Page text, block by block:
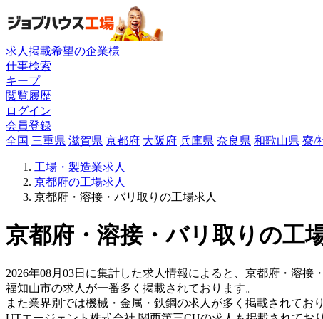
求人掲載希望の企業様
仕事検索
キープ
閲覧履歴
ログイン
会員登録
全国 三重県 滋賀県 京都府 大阪府 兵庫県 奈良県 和歌山県 寮/
工場・製造業求人
京都府の工場求人
京都府・溶接・バリ取りの工場求人
京都府・溶接・バリ取りの工
2026年08月03日に集計した求人情報によると、京都府・溶接
福知山市の求人が一番多く掲載されております。
また業界別では機械・金属・鉄鋼の求人が多く掲載されており